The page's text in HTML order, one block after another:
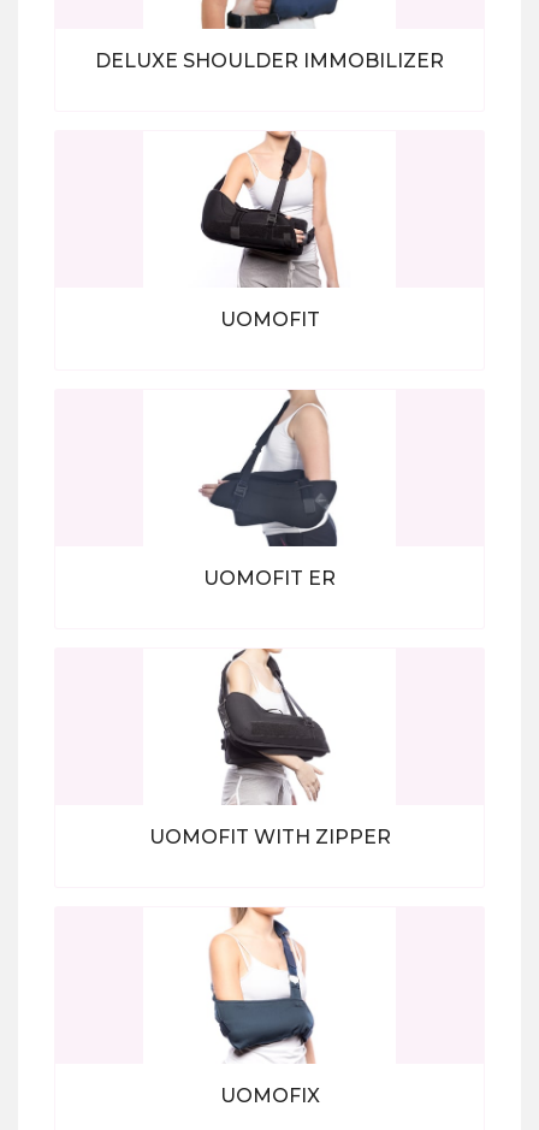
DELUXE SHOULDER IMMOBILIZER
Bekijk alle producten
UOMOFIT
Bekijk alle producten
UOMOFIT ER
Bekijk alle producten
UOMOFIT WITH ZIPPER
Bekijk alle producten
UOMOFIX